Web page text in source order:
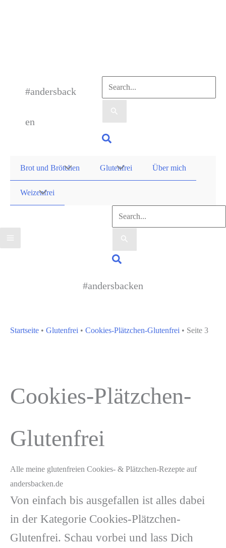
#andersback
en
Suchen
nach:
Suchen
Brot und Brötchen Glutenfrei Über mich
Weizenfrei
Suchen
nach:
Suchen
#andersbacken
Startseite • Glutenfrei • Cookies-Plätzchen-Glutenfrei • Seite 3
Cookies-Plätzchen-
Glutenfrei
Alle meine glutenfreien Cookies- & Plätzchen-Rezepte auf
andersbacken.de
Von einfach bis ausgefallen ist alles dabei
in der Kategorie Cookies-Plätzchen-
Glutenfrei. Schau vorbei und lass Dich